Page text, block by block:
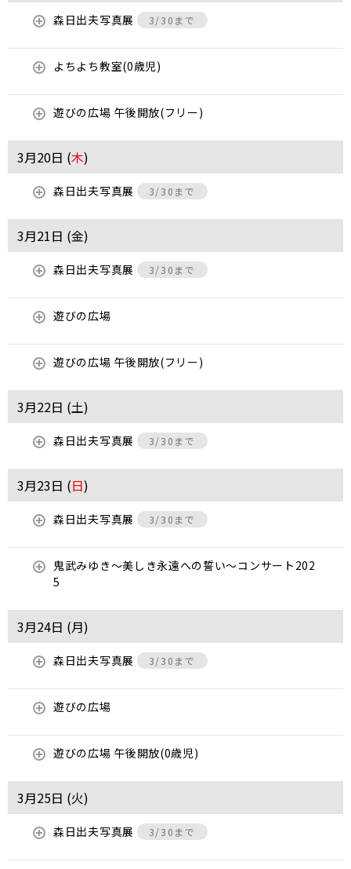
森日出夫写真展 3/30まで
よちよち教室(0歳児)
遊びの広場 午後開放(フリー)
3月20日 (木)
森日出夫写真展 3/30まで
3月21日 (金)
森日出夫写真展 3/30まで
遊びの広場
遊びの広場 午後開放(フリー)
3月22日 (土)
森日出夫写真展 3/30まで
3月23日 (日)
森日出夫写真展 3/30まで
鬼武みゆき〜美しき永遠への誓い〜コンサート202
5
3月24日 (月)
森日出夫写真展 3/30まで
遊びの広場
遊びの広場 午後開放(0歳児)
3月25日 (火)
森日出夫写真展 3/30まで